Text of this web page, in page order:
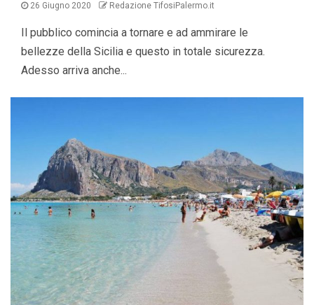
26 Giugno 2020 Redazione TifosiPalermo.it
Il pubblico comincia a tornare e ad ammirare le
bellezze della Sicilia e questo in totale sicurezza.
Adesso arriva anche...